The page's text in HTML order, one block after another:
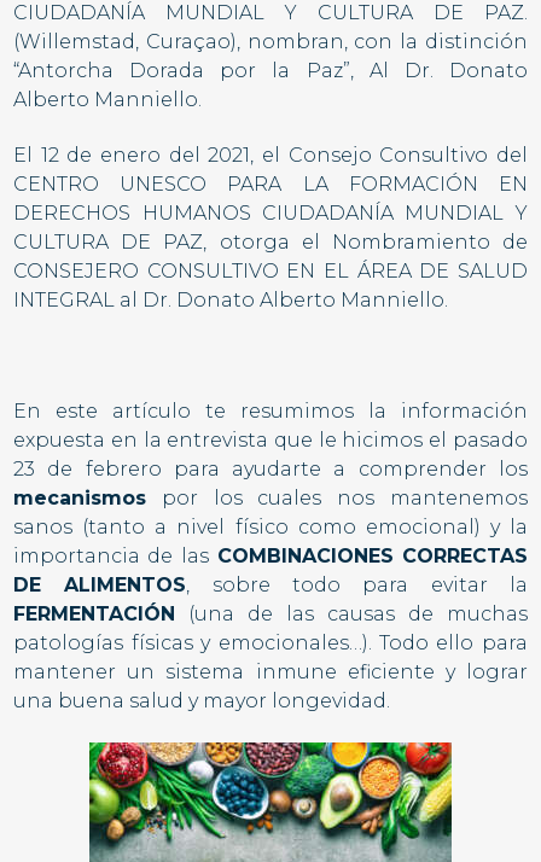
CIUDADANÍA MUNDIAL Y CULTURA DE PAZ.
(Willemstad, Curaçao), nombran, con la distinción
“Antorcha Dorada por la Paz”, Al Dr. Donato
Alberto Manniello.
El 12 de enero del 2021, el Consejo Consultivo del
CENTRO UNESCO PARA LA FORMACIÓN EN
DERECHOS HUMANOS CIUDADANÍA MUNDIAL Y
CULTURA DE PAZ, otorga el Nombramiento de
CONSEJERO CONSULTIVO EN EL ÁREA DE SALUD
INTEGRAL al Dr. Donato Alberto Manniello.
En este artículo te resumimos la información
expuesta en la entrevista que le hicimos el pasado
23 de febrero para ayudarte a comprender los
mecanismos por los cuales nos mantenemos
sanos (tanto a nivel físico como emocional) y la
importancia de lasCOMBINACIONES CORRECTAS
DE ALIMENTOS, sobre todo para evitar la
FERMENTACIÓN
(una de las causas de muchas
patologías físicas y emocionales…). Todo ello para
mantener un sistema inmune eficiente y lograr
una buena salud y mayor longevidad.